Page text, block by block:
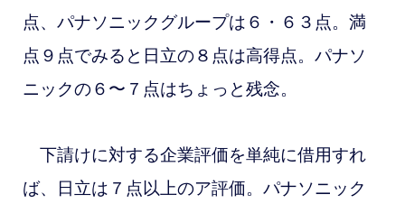
点、パナソニックグループは６・６３点。満
点９点でみると日立の８点は高得点。パナソ
ニックの６〜７点はちょっと残念。
下請けに対する企業評価を単純に借用すれ
ば、日立は７点以上のア評価。パナソニック